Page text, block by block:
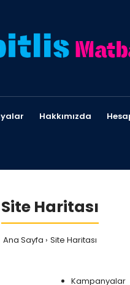
Hakkımızda
Site Haritası
Ana Sayfa Site Haritası
Kampanyalar